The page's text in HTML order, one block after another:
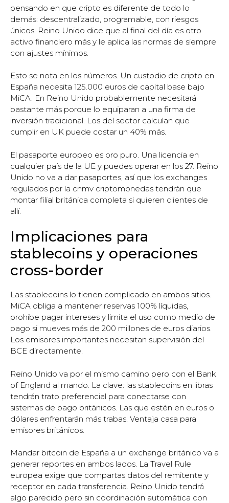
pensando en que cripto es diferente de todo lo
demás: descentralizado, programable, con riesgos
únicos. Reino Unido dice que al final del día es otro
activo financiero más y le aplica las normas de siempre
con ajustes mínimos.
Esto se nota en los números. Un custodio de cripto en
España necesita 125.000 euros de capital base bajo
MiCA. En Reino Unido probablemente necesitará
bastante más porque lo equiparan a una firma de
inversión tradicional. Los del sector calculan que
cumplir en UK puede costar un 40% más.
El pasaporte europeo es oro puro. Una licencia en
cualquier país de la UE y puedes operar en los 27. Reino
Unido no va a dar pasaportes, así que los exchanges
regulados por la cnmv criptomonedas tendrán que
montar filial británica completa si quieren clientes de
allí.
Implicaciones para
stablecoins y operaciones
cross-border
Las stablecoins lo tienen complicado en ambos sitios.
MiCA obliga a mantener reservas 100% líquidas,
prohíbe pagar intereses y limita el uso como medio de
pago si mueves más de 200 millones de euros diarios.
Los emisores importantes necesitan supervisión del
BCE directamente.
Reino Unido va por el mismo camino pero con el Bank
of England al mando. La clave: las stablecoins en libras
tendrán trato preferencial para conectarse con
sistemas de pago británicos. Las que estén en euros o
dólares enfrentarán más trabas. Ventaja casa para
emisores británicos.
Mandar bitcoin de España a un exchange británico va a
generar reportes en ambos lados. La Travel Rule
europea exige que compartas datos del remitente y
receptor en cada transferencia. Reino Unido tendrá
algo parecido pero sin coordinación automática con